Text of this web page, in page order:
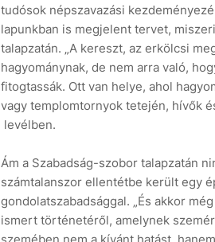
tudósok népszavazási
lapunkban is megjelent tervet,
talapzatán. „A kereszt, az erkölcsi
hagyománynak, de nem arra való,
fitogtassák. Ott van helye, ahol
vagy templomtornyok tetején, hívők
levélben.
Ám a Szabadság-szobor talapzatán
számtalanszor ellentétbe került egy
gondolatszabadsággal. „És akkor
ismert történetéről, amelynek